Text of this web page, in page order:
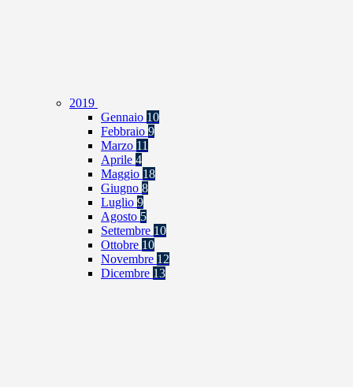
2019
Gennaio 10
Febbraio 9
Marzo 11
Aprile 4
Maggio 18
Giugno 8
Luglio 9
Agosto 5
Settembre 10
Ottobre 10
Novembre 12
Dicembre 13